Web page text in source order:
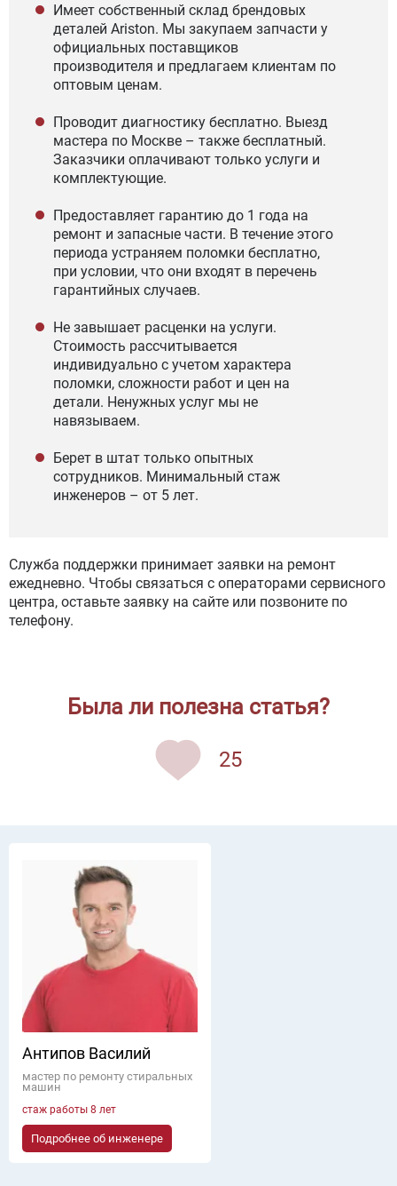
Имеет собственный склад брендовых
деталей Ariston. Мы закупаем запчасти у
официальных поставщиков
производителя и предлагаем клиентам по
оптовым ценам.
Проводит диагностику бесплатно. Выезд
мастера по Москве – также бесплатный.
Заказчики оплачивают только услуги и
комплектующие.
Предоставляет гарантию до 1 года на
ремонт и запасные части. В течение этого
периода устраняем поломки бесплатно,
при условии, что они входят в перечень
гарантийных случаев.
Не завышает расценки на услуги.
Стоимость рассчитывается
индивидуально с учетом характера
поломки, сложности работ и цен на
детали. Ненужных услуг мы не
навязываем.
Берет в штат только опытных
сотрудников. Минимальный стаж
инженеров – от 5 лет.
Служба поддержки принимает заявки на ремонт
ежедневно. Чтобы связаться с операторами сервисного
центра, оставьте заявку на сайте или позвоните по
телефону.
Была ли полезна статья?
25
Антипов Василий
мастер по ремонту стиральных
машин
стаж работы 8 лет
Подробнее об инженере